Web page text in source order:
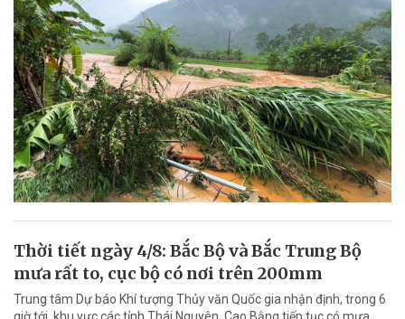
Thời tiết ngày 4/8: Bắc Bộ và Bắc Trung Bộ
mưa rất to, cục bộ có nơi trên 200mm
Trung tâm Dự báo Khí tượng Thủy văn Quốc gia nhận định, trong 6
giờ tới, khu vực các tỉnh Thái Nguyên, Cao Bằng tiếp tục có mưa.